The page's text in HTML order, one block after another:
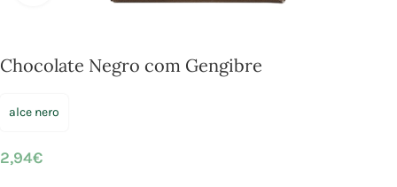
Chocolate Negro com Gengibre
alce nero
2,94€